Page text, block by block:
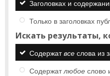
Заголовках и
Только в заголовках
Искать результаты,
Содержатвсе слова из
Содержатлюбое слово